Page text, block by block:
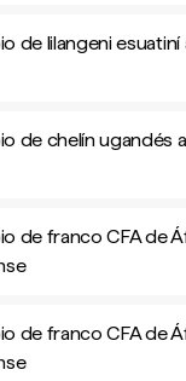
de lilangeni
de chelín ugandés
de franco CFA de
de franco CFA de